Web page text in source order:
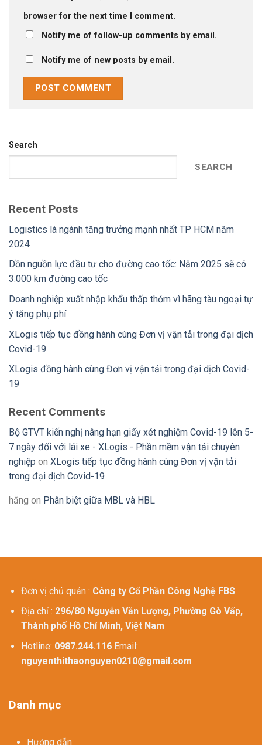
browser for the next time I comment.
Notify me of follow-up comments by email.
Notify me of new posts by email.
Search
SEARCH
Recent Posts
Logistics là ngành tăng trưởng mạnh nhất TP HCM năm
2024
Dồn nguồn lực đầu tư cho đường cao tốc: Năm 2025 sẽ có
3.000 km đường cao tốc
Doanh nghiệp xuất nhập khẩu thấp thỏm vì hãng tàu ngoại tự
ý tăng phụ phí
XLogis tiếp tục đồng hành cùng Đơn vị vận tải trong đại dịch
Covid-19
XLogis đồng hành cùng Đơn vị vận tải trong đại dịch Covid-
19
Recent Comments
Bộ GTVT kiến nghị nâng hạn giấy xét nghiệm Covid-19 lên 5-
7 ngày đối với lái xe - XLogis - Phần mềm vận tải chuyên
nghiệp on XLogis tiếp tục đồng hành cùng Đơn vị vận tải
trong đại dịch Covid-19
hằng on Phân biệt giữa MBL và HBL
Đơn vị chủ quản : Công ty Cổ Phần Công Nghệ FBS
Địa chỉ : 296/80 Nguyễn Văn Lượng, Phường Gò Vấp,
Thành phố Hồ Chí Minh, Việt Nam
Hotline: 0987.244.116Email:
nguyenthithaonguyen0210@gmail.com
Danh mục
Hướng dẫn